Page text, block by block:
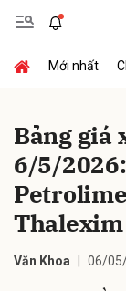
Mới nhất
Bảng giá
6/5/
Thalexim
Văn Khoa 06/
Gửi bình luận